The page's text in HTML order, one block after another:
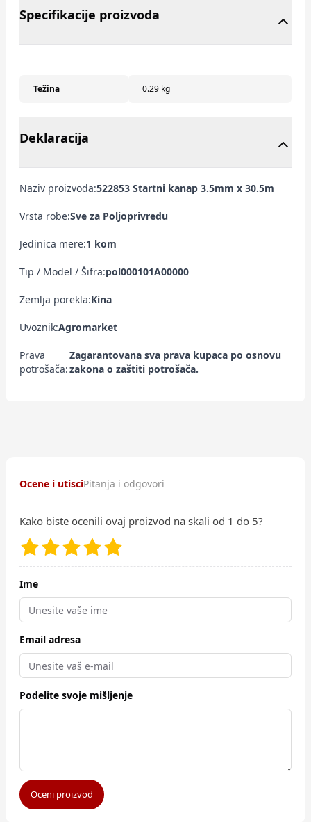
Specifikacije proizvoda
Težina 0.29 kg
Deklaracija
Naziv proizvoda:522853 Startni kanap 3.5mm x 30.5m
Vrsta robe:Sve za Poljoprivredu
Jedinica mere:1 kom
Tip / Model / Šifra:pol000101A00000
Zemlja porekla:Kina
Uvoznik:Agromarket
Prava
potrošača:
Zagarantovana sva prava kupaca po osnovu
zakona o zaštiti potrošača.
Ocene i utisciPitanja i odgovori
Kako biste ocenili ovaj proizvod na skali od 1 do 5?
Ime
Email adresa
Podelite svoje mišljenje
Oceni proizvod